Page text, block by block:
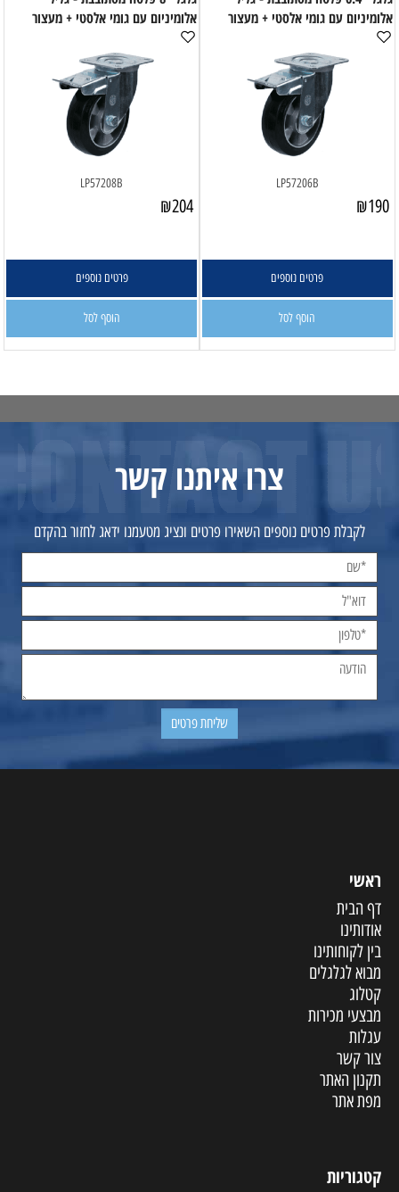
אלומיניום עם גומי אלסטי + מעצור
LP57206B
₪190
פרטים נוספים
הוסף לסל
אלומיניום עם גומי אלסטי + מעצור
LP57208B
₪204
פרטים נוספים
הוסף לסל
צרו איתנו קשר
לקבלת פרטים נוספים השאירו פרטים ונציג מטעמנו ידאג לחזור בהקדם
ראשי
דף הבית
אודותינו
בין לקוחותינו
מבוא לגלגלים
קטלוג
מבצעי מכירות
עגלות
צור קשר
תקנון האתר
מפת אתר
קטגוריות